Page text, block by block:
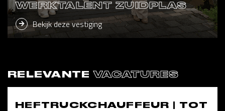
WERKTALENT ZUIDPLAS
Bekijk deze vestiging
RELEVANTEVACATURES
HEFTRUCKCHAUFFEUR | TOT